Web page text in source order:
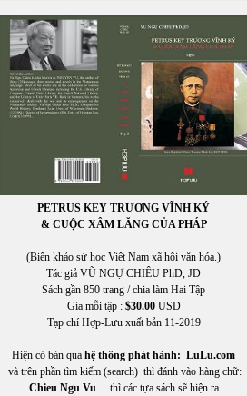
PETRUS KEY TRƯƠNG VĨNH KÝ
& CUỘC XÂM LĂNG CỦA PHÁP
(Biên khảo sử học Việt Nam xã hội văn hóa.)
Tác giả VŨ NGỰ CHIÊU PhD, JD
Sách gần 850 trang / chia làm Hai Tập
Gía mỗi tập : $30.00USD
Tạp chí Hợp-Lưu xuất bản 11-2019
Hiện có bán qua hệ thống phát hành: LuLu.com
và trên phần tìm kiếm (search) thì đánh vào hàng chữ:
Chieu Ngu Vu thì các tựa sách sẽ hiện ra.